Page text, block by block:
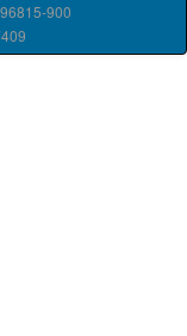
900